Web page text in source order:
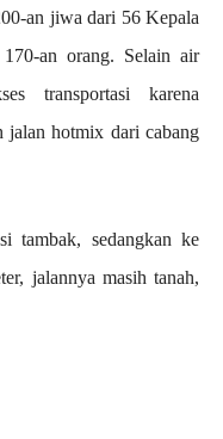
an jiwa dari 56 Kepala
an orang. Selain air
transportasi karena
jalan hotmix dari cabang
tambak, sedangkan ke
jalannya masih tanah,